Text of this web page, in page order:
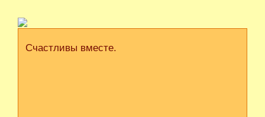
Счастливы вместе.